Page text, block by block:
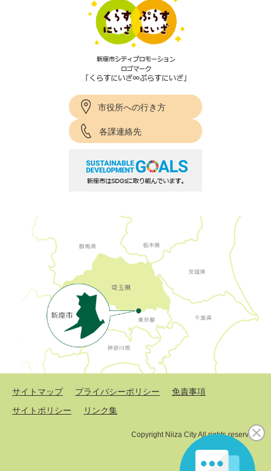
市役所への行き方
各課連絡先
サイトマップ プライバシーポリシー
免責事項
サイトポリシー
リンク集
Copyright Niiza City All rights reserved.